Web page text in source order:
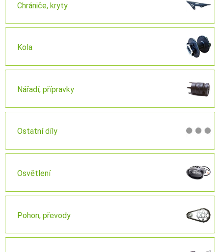
Chrániče, kryty
Kola
Nářadí, přípravky
Ostatní díly
Osvětlení
Pohon, převody